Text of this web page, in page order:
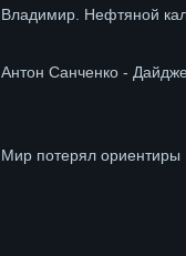
Владимир. Нефтяной
Антон Санченко -
Мир потерял ориентиры